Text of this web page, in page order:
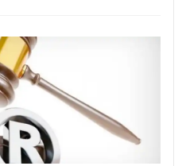
Culinária
Italiana